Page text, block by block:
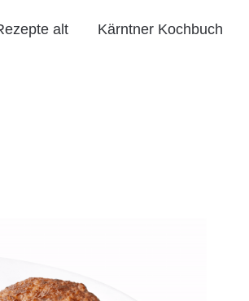
alt Kärntner Kochbuch